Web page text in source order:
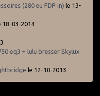
(280 eu FDP in) le 13-
18-03-2014
eq3 + lulu bresser Skylux
le 12-10-2013